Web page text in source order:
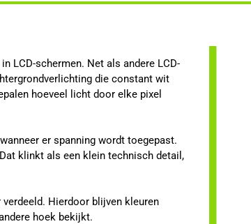
LCD-schermen. Net als andere LCD-
die constant wit
hoeveel licht door elke pixel
er spanning wordt toegepast.
klinkt als een klein technisch detail,
Hierdoor blijven kleuren
hoek bekijkt.